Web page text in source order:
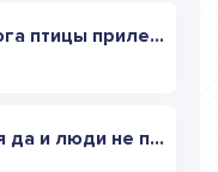
Приходит время с юга птицы прилетают
Мои руки не крылья да и люди не птицы